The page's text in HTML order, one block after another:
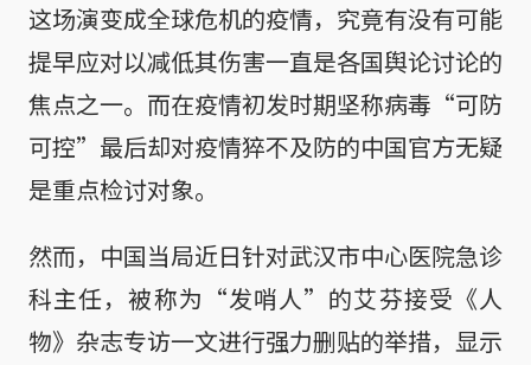
这场演变成全球危机的疫情，究竟有没有可能
提早应对以减低其伤害一直是各国舆论讨论的
焦点之一。而在疫情初发时期坚称病毒“可防
可控”最后却对疫情猝不及防的中国官方无疑
是重点检讨对象。
然而，中国当局近日针对武汉市中心医院急诊
科主任，被称为“发哨人”的艾芬接受《人
物》杂志专访一文进行强力删贴的举措，显示